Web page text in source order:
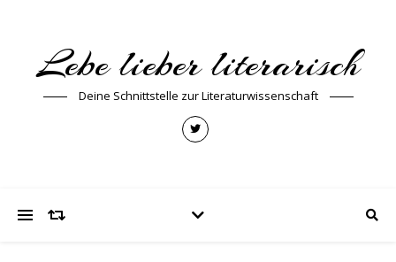
Lebe lieber literarisch
Deine Schnittstelle zur Literaturwissenschaft